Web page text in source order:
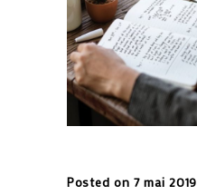
Posted on 7 mai 2019